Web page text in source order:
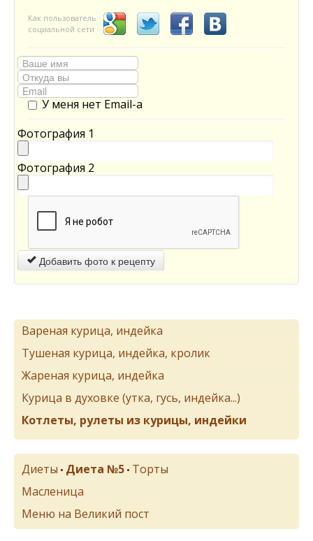
Как пользователь
социальной сети
У меня нет Email-а
Фотография 1
Фотография 2
Добавить фото к рецепту
Вареная курица, индейка
Тушеная курица, индейка, кролик
Жареная курица, индейка
Курица в духовке (утка, гусь, индейка...)
Котлеты, рулеты из курицы, индейки
Диеты • Диета №5 • Торты
Масленица
Меню на Великий пост